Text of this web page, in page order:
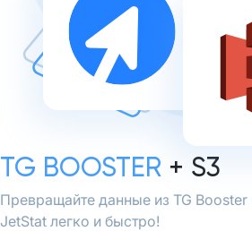
TG BOOSTER + S3
Превращайте данные из TG
JetStat легко и быстро!